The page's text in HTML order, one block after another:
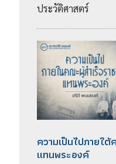
ประวัติศาสตร์
ความเป็นไปภายใ
แทนพระองค์